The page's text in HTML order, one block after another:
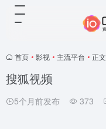
首页 • 影视 • 主流平台 • 正文
搜狐视频
5个月前发布 373